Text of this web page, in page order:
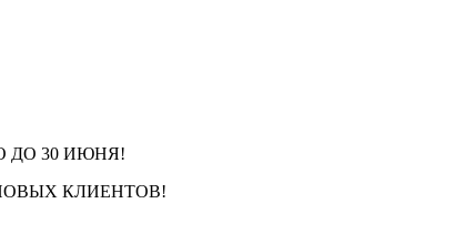
ДО 30 ИЮНЯ!
КЛИЕНТОВ!